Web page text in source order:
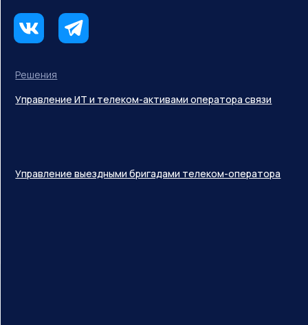
Решения
Управление ИТ и телеком-активами оператора связи
Управление выездными бригадами телеком-оператора